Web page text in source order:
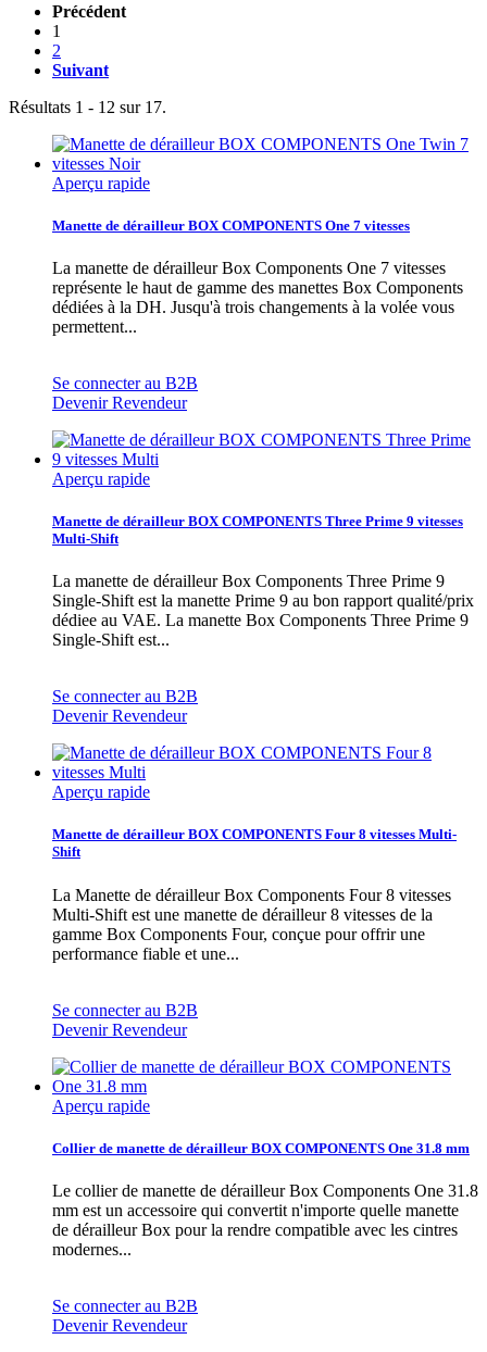
Précédent
1
2
Suivant
Résultats 1 - 12 sur 17.
Aperçu rapide
Manette de dérailleur BOX COMPONENTS One 7 vitesses
La manette de dérailleur Box Components One 7 vitesses
représente le haut de gamme des manettes Box Components
dédiées à la DH. Jusqu'à trois changements à la volée vous
permettent...
Se connecter au B2B
Devenir Revendeur
Aperçu rapide
Manette de dérailleur BOX COMPONENTS Three Prime 9 vitesses
Multi-Shift
La manette de dérailleur Box Components Three Prime 9
Single-Shift est la manette Prime 9 au bon rapport qualité/prix
dédiee au VAE. La manette Box Components Three Prime 9
Single-Shift est...
Se connecter au B2B
Devenir Revendeur
Aperçu rapide
Manette de dérailleur BOX COMPONENTS Four 8 vitesses Multi-
Shift
La Manette de dérailleur Box Components Four 8 vitesses
Multi-Shift est une manette de dérailleur 8 vitesses de la
gamme Box Components Four, conçue pour offrir une
performance fiable et une...
Se connecter au B2B
Devenir Revendeur
Aperçu rapide
Collier de manette de dérailleur BOX COMPONENTS One 31.8 mm
Le collier de manette de dérailleur Box Components One 31.8
mm est un accessoire qui convertit n'importe quelle manette
de dérailleur Box pour la rendre compatible avec les cintres
modernes...
Se connecter au B2B
Devenir Revendeur